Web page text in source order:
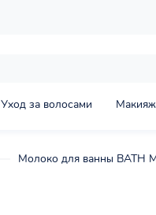
Уход за волосами Макияж
Молоко для ванны BATH